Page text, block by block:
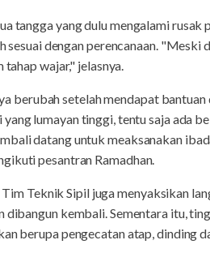
tangga yang dulu mengalami rusak
sesuai dengan perencanaan.
wajar," jelasnya.
berubah setelah mendapat
lumayan tinggi, tentu saja ada
datang untuk meaksanakan
pesantran Ramadhan.
Teknik Sipil juga menyaksikan
dibangun kembali. Sementara itu,
berupa pengecatan atap, dinding